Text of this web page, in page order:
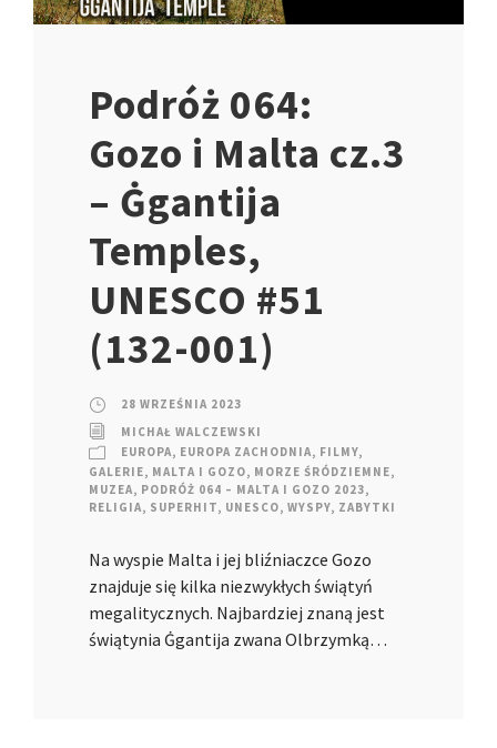
Podróż 064:
Gozo i Malta cz.3
– Ġgantija
Temples,
UNESCO #51
(132-001)
28 WRZEŚNIA 2023
MICHAŁ WALCZEWSKI
EUROPA, EUROPA ZACHODNIA, FILMY,
GALERIE, MALTA I GOZO, MORZE ŚRÓDZIEMNE,
MUZEA, PODRÓŻ 064 – MALTA I GOZO 2023,
RELIGIA, SUPERHIT, UNESCO, WYSPY, ZABYTKI
Na wyspie Malta i jej bliźniaczce Gozo
znajduje się kilka niezwykłych świątyń
megalitycznych. Najbardziej znaną jest
świątynia Ġgantija zwana Olbrzymką…